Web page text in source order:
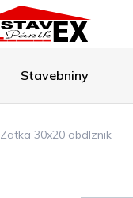
Stavebniny
Zatka 30x20 obdlznik